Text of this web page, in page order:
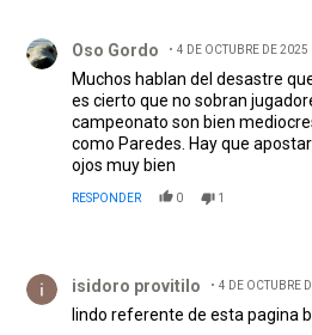
Oso Gordo 4 DE OCTUBRE DE 2025
Muchos hablan del desastre
es cierto que no sobran
campeonato son bien
como Paredes. Hay que
ojos muy bien
RESPONDER 0 1
isidoro provitilo 4 DE OCTUBRE
lindo referente de esta pagina